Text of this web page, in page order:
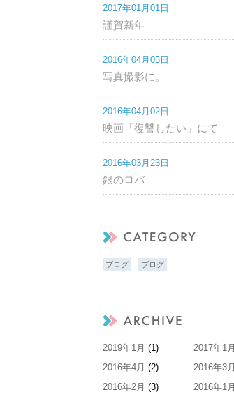
2017年01月01日
謹賀新年
2016年04月05日
写真撮影に。
2016年04月02日
映画「復讐したい」にて
2016年03月23日
銀のロバ
ブログ ブログ
2019年1月 (1) 2017年1月
2016年4月 (2) 2016年3月
2016年2月 (3) 2016年1月